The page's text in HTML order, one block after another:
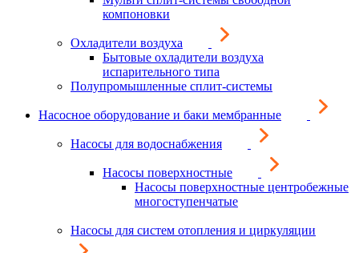
компоновки
Охладители воздуха
Бытовые охладители воздуха
испарительного типа
Полупромышленные сплит-системы
Насосное оборудование и баки мембранные
Насосы для водоснабжения
Насосы поверхностные
Насосы поверхностные центробежные
многоступенчатые
Насосы для систем отопления и циркуляции